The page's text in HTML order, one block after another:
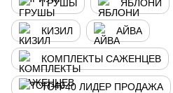
ГРУШЫ ЯБЛОНИ
КИЗИЛ АЙВА
КОМПЛЕКТЫ САЖЕНЦЕВ
ТОП-40 ЛИДЕР ПРОДАЖА